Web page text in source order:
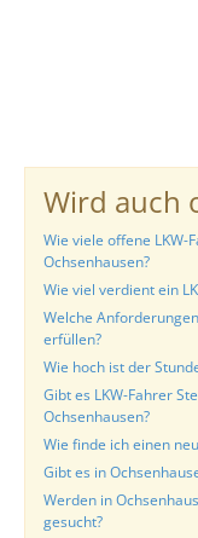
Wird auch
Wie viele offene LKW-
Ochsenhausen?
Wie viel verdient ein
Welche
erfüllen?
Wie hoch ist der
Gibt es LKW-Fahrer
Ochsenhausen?
Wie finde ich einen
Gibt es in
Werden in
gesucht?